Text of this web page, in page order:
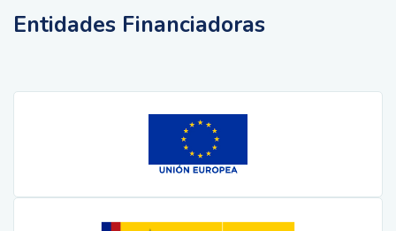
Entidades Financiadoras